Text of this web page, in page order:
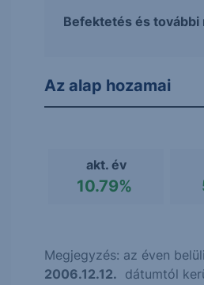
Befektetés és további
Az alap hozamai
akt. év
10.79%
Megjegyzés: az éven
2006.12.12. dátumtól